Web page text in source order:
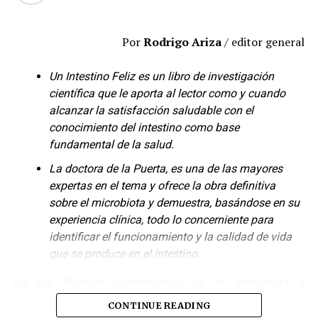
RELATED TOPICS:
UN INTESTINO FELIZ YA ESTÁ EN LIBRERÍAS DE
COLOMBIA
DON'T MISS
Dorian La familia hasta la muerte
que están atravesando procesos de cambio, así como
autodescubrimiento.
Dónde conseguirlo
¿Y Si Todo Tiene un Propósito?
edición en español a través de Amazon. Aquí podrás
encontrar este maravilloso detalle para Navidad:
Más que un libro, esta obra es un viaje hacia la
reconciliación interior, donde la autora combina
recuerdos, símbolos espirituales y una mirada
compasiva sobre la existencia. Cada poema funciona
como un espejo: un espacio donde el lector puede
reconocerse, sanar y comprender que su historia
La propuesta literaria no pretende ofrecer respuestas ni
PorRodrigo Ariza/ editor general
Un Intestino Feliz es un libro de investigación
científica que le aporta al lector como y cuando
alcanzar la satisfacción saludable con el
conocimiento del intestino como base
fundamental de la salud.
La doctora de la Puerta, es una de las mayores
expertas en el tema y ofrece la obra definitiva
sobre el microbiota y demuestra, basándose en su
experiencia clínica, todo lo concerniente para
identificar el funcionamiento y la calidad de vida
que se produce en el intestino.
disposición de compradores, el libro de ladoctora de la
CONTINUE READING